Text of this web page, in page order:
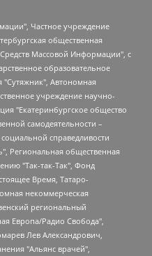
Борис Юльевич, Климарев Михаил Валерьевич, Милов Владимир Станиславович, Автономная некоммерческая организация Краснодарский центр современного искусства "Типография", Моргенштерн Алишер Тагирович, Соболь Любовь Эдуардовна, Общество с ограниченной ответственностью "ЛИЗА НОРМ", Каспаров Гарри Кимович, Ходорковский Михаил Борисович, Общество с ограниченной ответственностью "Апрельские тезисы", Данилович Ирина Брониславовна, Кашин Олег Владимирович, Петров Николай Владимирович, Пивоваров Алексей Владимирович, Соколов Михаил Владимирович, Цветкова Юлия Владимировна, Чичваркин Евгений Александрович, Комитет против пыток/Команда против пыток, Общество с ограниченной ответственностью "Первый научный", Общество с ограниченной ответственностью "Вертолет и ко", Белоцерковская Вероника Борисовна, Кац Максим Евгеньевич, Лазарева Татьяна Юрьевна, Шаведдинов Руслан Табризович, Яшин Илья Валерьевич, Общество с ограниченной ответственностью "Иноагент ААВ", Алешковский Дмитрий Петрович, Альбац Евгения Марковна, Быков Дмитрий Львович, Галямина Юлия Евгеньевна, Лойко Сергей Леонидович, Мартынов Кирилл Константинович, Медведев Сергей Александрович, Крашенинников Федор Геннадиевич, Гордеева Катерина Вл